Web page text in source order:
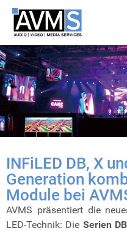
INFiLED DB, X
Generation
Module bei
AVMS präsentiert die
LED-Technik: Die Serien DB